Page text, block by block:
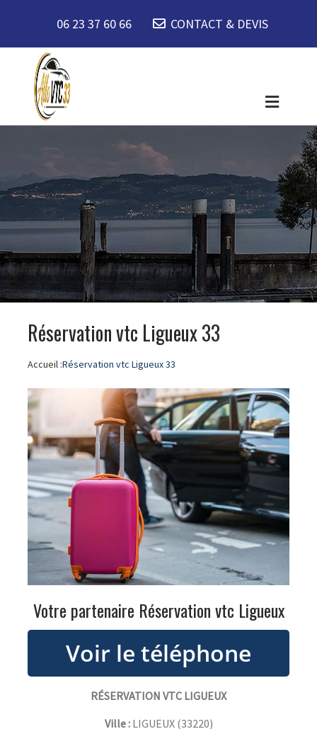
06 23 37 60 66 CONTACT & DEVIS
Réservation vtc Ligueux 33
Accueil :Réservation vtc Ligueux 33
Votre partenaire Réservation vtc Ligueux
RÉSERVATION VTC LIGUEUX
Ville : LIGUEUX(33220)